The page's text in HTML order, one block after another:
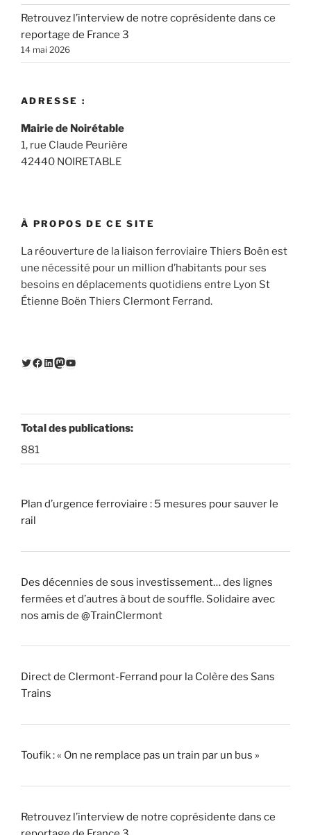
Retrouvez l’interview de notre coprésidente dans ce
reportage de France 3
14 mai 2026
ADRESSE :
Mairie de Noirétable
1, rue Claude Peurière
42440 NOIRETABLE
À PROPOS DE CE SITE
La réouverture de la liaison ferroviaire Thiers Boën est
une nécessité pour un million d’habitants pour ses
besoins en déplacements quotidiens entre Lyon St
Étienne Boën Thiers Clermont Ferrand.
Twitter
Facebook
LinkedIn
Mastodon
YouTube
Total des publications:
881
Plan d’urgence ferroviaire : 5 mesures pour sauver le
rail
Des décennies de sous investissement… des lignes
fermées et d’autres à bout de souffle. Solidaire avec
nos amis de @TrainClermont
Direct de Clermont-Ferrand pour la Colère des Sans
Trains
Toufik : « On ne remplace pas un train par un bus »
Retrouvez l’interview de notre coprésidente dans ce